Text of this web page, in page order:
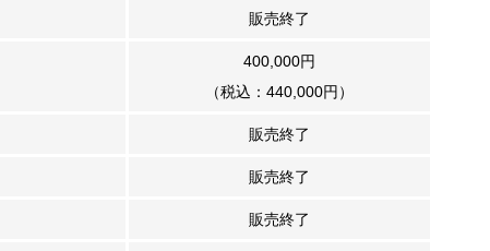
販売終了
400,000円
（税込：440,000円）
販売終了
販売終了
販売終了